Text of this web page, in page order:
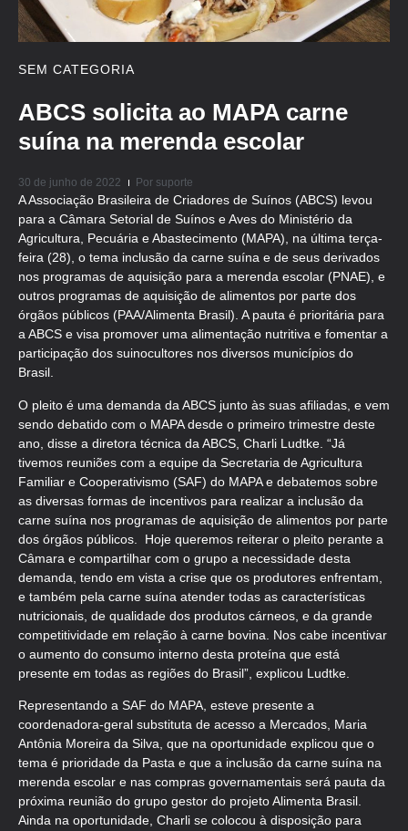
SEM CATEGORIA
ABCS solicita ao MAPA carne
suína na merenda escolar
30 de junho de 2022 Por suporte
A Associação Brasileira de Criadores de Suínos (ABCS) levou
para a Câmara Setorial de Suínos e Aves do Ministério da
Agricultura, Pecuária e Abastecimento (MAPA), na última terça-
feira (28), o tema inclusão da carne suína e de seus derivados
nos programas de aquisição para a merenda escolar (PNAE), e
outros programas de aquisição de alimentos por parte dos
órgãos públicos (PAA/Alimenta Brasil). A pauta é prioritária para
a ABCS e visa promover uma alimentação nutritiva e fomentar a
participação dos suinocultores nos diversos municípios do
Brasil.
O pleito é uma demanda da ABCS junto às suas afiliadas, e vem
sendo debatido com o MAPA desde o primeiro trimestre deste
ano, disse a diretora técnica da ABCS, Charli Ludtke. “Já
tivemos reuniões com a equipe da Secretaria de Agricultura
Familiar e Cooperativismo (SAF) do MAPA e debatemos sobre
as diversas formas de incentivos para realizar a inclusão da
carne suína nos programas de aquisição de alimentos por parte
dos órgãos públicos. Hoje queremos reiterar o pleito perante a
Câmara e compartilhar com o grupo a necessidade desta
demanda, tendo em vista a crise que os produtores enfrentam,
e também pela carne suína atender todas as características
nutricionais, de qualidade dos produtos cárneos, e da grande
competitividade em relação à carne bovina. Nos cabe incentivar
o aumento do consumo interno desta proteína que está
presente em todas as regiões do Brasil”, explicou Ludtke.
Representando a SAF do MAPA, esteve presente a
coordenadora-geral substituta de acesso a Mercados, Maria
Antônia Moreira da Silva, que na oportunidade explicou que o
tema é prioridade da Pasta e que a inclusão da carne suína na
merenda escolar e nas compras governamentais será pauta da
próxima reunião do grupo gestor do projeto Alimenta Brasil.
Ainda na oportunidade, Charli se colocou à disposição para